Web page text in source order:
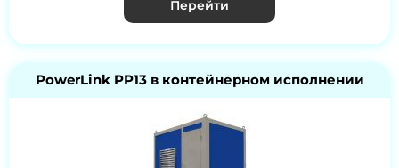
Перейти
PowerLink PP13 в контейнерном исполнении